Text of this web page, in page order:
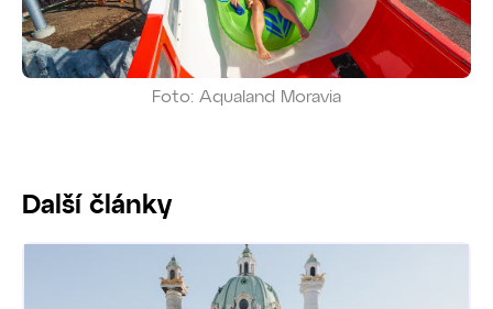
Foto: Aqualand Moravia
Další články